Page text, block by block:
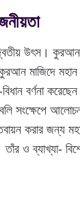
উৎস।
মাজিদে
বর্ণনা
সংক্ষেপে
করার জন্য
ও ব্যাখ্যা-